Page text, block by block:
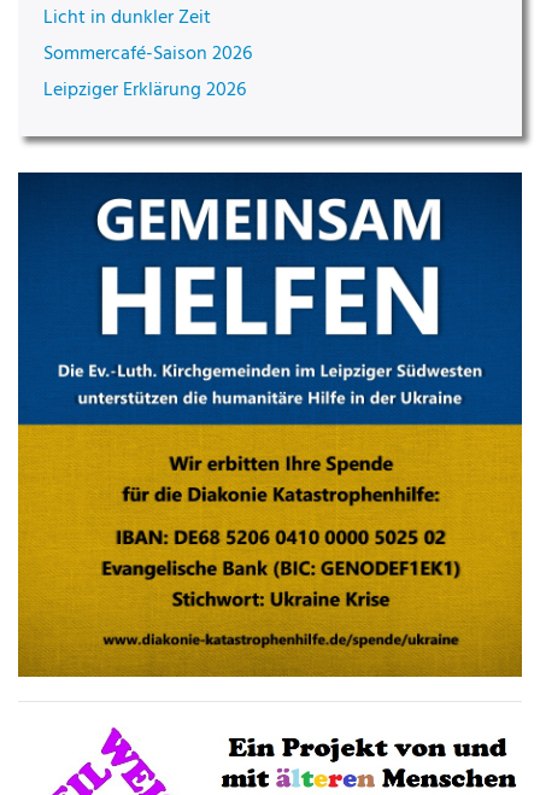
Licht in dunkler Zeit
Sommercafé-Saison 2026
Leipziger Erklärung 2026